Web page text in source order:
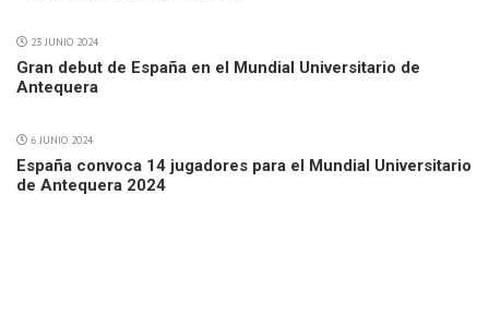
23 JUNIO 2024
Gran debut de España en el Mundial Universitario de
Antequera
6 JUNIO 2024
España convoca 14 jugadores para el Mundial Universitario
de Antequera 2024